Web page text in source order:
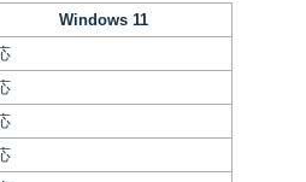
Windows 11